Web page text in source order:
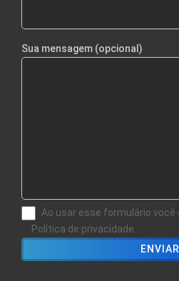
Sua mensagem (opcional)
Ao usar esse formulário
Política de privacidade.